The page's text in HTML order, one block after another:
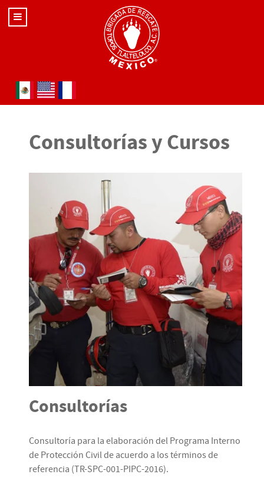
Seleccione su idioma
Consultorías y Cursos
Consultorías
Consultoría para la elaboración del Programa Interno
de Protección Civil de acuerdo a los términos de
referencia (TR-SPC-001-PIPC-2016).